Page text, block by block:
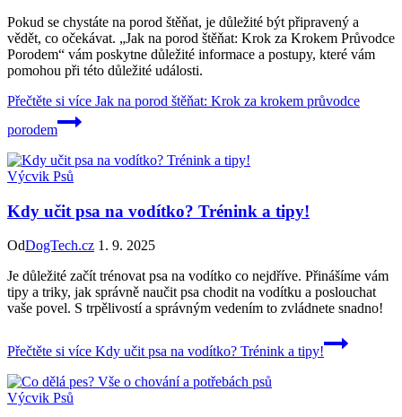
Pokud se chystáte na porod štěňat, je důležité být připravený a
vědět, co očekávat. „Jak na porod štěňat: Krok za Krokem Průvodce
Porodem“ vám poskytne důležité informace a postupy, které vám
pomohou při této důležité události.
Přečtěte si více Jak na porod štěňat: Krok za krokem průvodce
porodem
Výcvik Psů
Kdy učit psa na vodítko? Trénink a tipy!
OdDogTech.cz 1. 9. 2025
Je důležité začít trénovat psa na vodítko co nejdříve. Přinášíme vám
tipy a triky, jak správně naučit psa chodit na vodítku a poslouchat
vaše povel. S trpělivostí a správným vedením to zvládnete snadno!
Přečtěte si více Kdy učit psa na vodítko? Trénink a tipy!
Výcvik Psů